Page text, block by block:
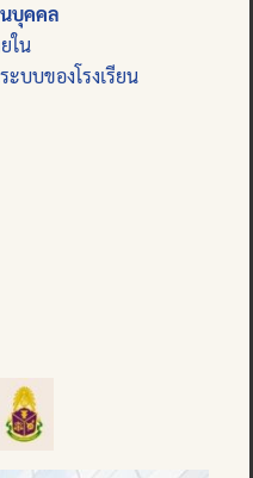
บุคคล
ใน
บบของโรงเรียน